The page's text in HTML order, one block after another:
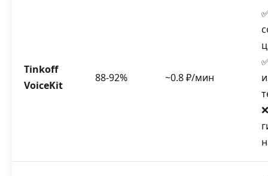
Tinkoff
VoiceKit
88-92% ~0.8 ₽/мин